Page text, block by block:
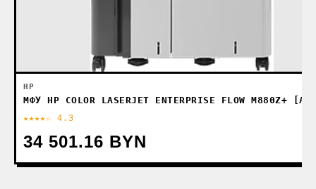
HP
МФУ HP COLOR LASERJET ENTERPRISE FLOW M880Z+
★★★★☆ 4.3
34 501.16 BYN